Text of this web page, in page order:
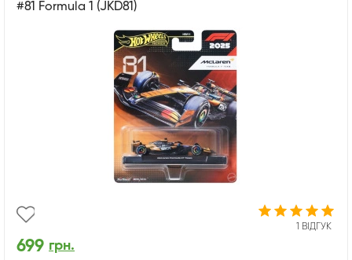
#81 Formula 1 (JKD81)
1 ВІДГУК
699 грн.